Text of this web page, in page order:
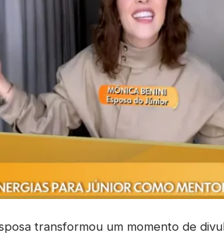
transformou um momento de